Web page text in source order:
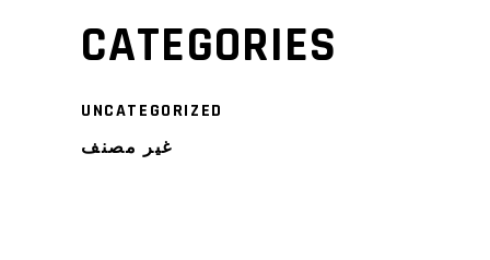
CATEGORIES
UNCATEGORIZED
غير مصنف